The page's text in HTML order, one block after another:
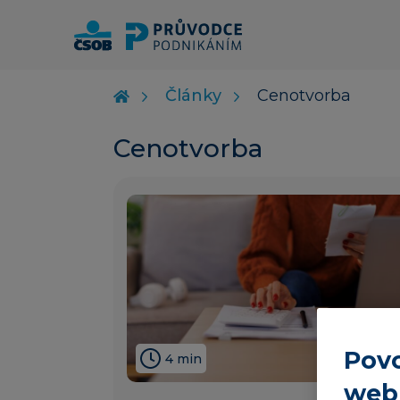
Články Cenotvorba
Cenotvorba
4 min